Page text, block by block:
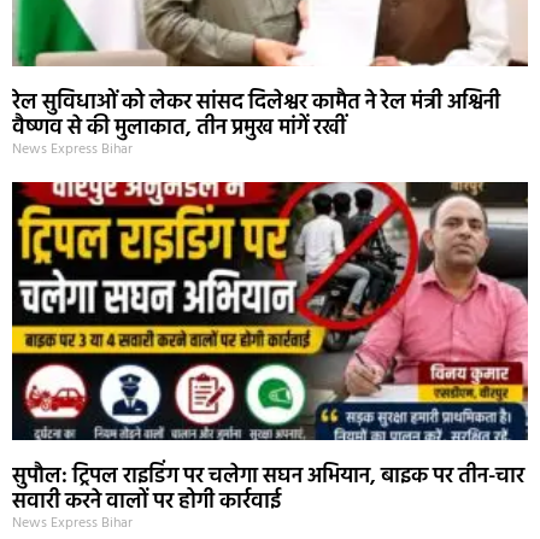
रेल सुविधाओं को लेकर सांसद दिलेश्वर कामैत ने रेल मंत्री अश्विनी
वैष्णव से की मुलाकात, तीन प्रमुख मांगें रखीं
News Express Bihar
सुपौल: ट्रिपल राइडिंग पर चलेगा सघन अभियान, बाइक पर तीन-चार
सवारी करने वालों पर होगी कार्रवाई
News Express Bihar